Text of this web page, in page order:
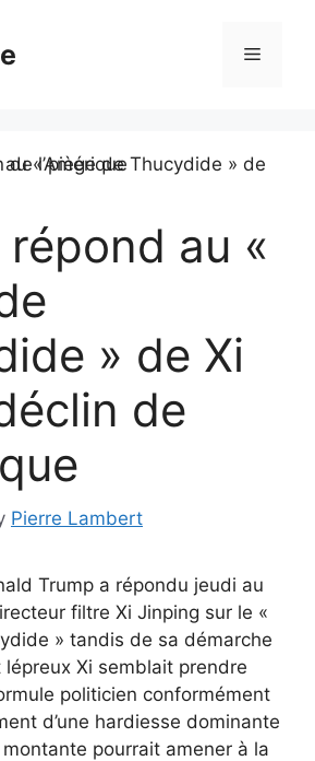
Menu
au «
» de Xi
de
Pierre Lambert
Trump a répondu jeudi au
filtre Xi Jinping sur le «
» tandis de sa démarche
lépreux Xi semblait prendre
politicien conformément
d’une hardiesse dominante
montante pourrait amener à la